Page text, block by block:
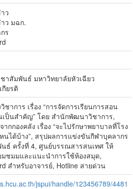
ว
ว มฉก.
ร
าสัมพันธ์ มหาวิทยาลัยหัวเฉียว
กียรติ
วิชาการ เรื่อง “การจัดการเรียนการสอน
เป็นสำคัญ” โดย สำนักพัฒนาวิชาการ,
ากกองคลัง เรื่อง “จะไปรักษาพยาบาลที่โรง
นได้บ้าง”, สรุปผลการแข่งขันกีฬาบุคลากร
ธ์ ครั้งที่ 4, ศูนย์บรรณสารสนเทศ ให้
มชมมและแนะนำการใช้ห้องสมุด,
สำหรับอาจารย์, Hotline สายด่วน
jspui/handle/123456789/4481